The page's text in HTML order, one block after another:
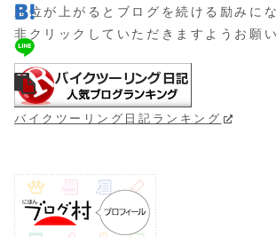
順位が上がるとブログを続ける励みに
非クリックしていただきますようお願
バイクツーリング日記ランキング